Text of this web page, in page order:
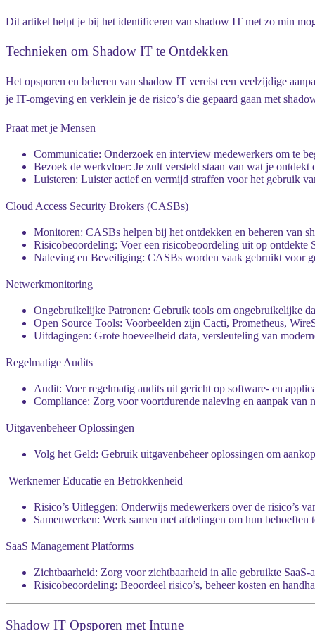
Dit artikel helpt je bij het identificeren van shadow IT met zo min
Technieken om Shadow IT te Ontdekken
Het opsporen en beheren van shadow IT vereist een veelzijdige
je IT-omgeving en verklein je de risico’s die gepaard gaan met
Praat met je Mensen
Communicatie: Onderzoek en interview medewerkers om te
Bezoek de werkvloer: Je zult versteld staan van wat je
Luisteren: Luister actief en vermijd straffen voor het gebruik
Cloud Access Security Brokers (CASBs)
Monitoren: CASBs helpen bij het ontdekken en beheren van
Risicobeoordeling: Voer een risicobeoordeling uit op ontdekte
Naleving en Beveiliging: CASBs worden vaak gebruikt voor
Netwerkmonitoring
Ongebruikelijke Patronen: Gebruik tools om ongebruikelijke
Open Source Tools: Voorbeelden zijn Cacti, Prometheus,
Uitdagingen: Grote hoeveelheid data, versleuteling van
Regelmatige Audits
Audit: Voer regelmatig audits uit gericht op software- en
Compliance: Zorg voor voortdurende naleving en aanpak van
Uitgavenbeheer Oplossingen
Volg het Geld: Gebruik uitgavenbeheer oplossingen om
Werknemer Educatie en Betrokkenheid
Risico’s Uitleggen: Onderwijs medewerkers over de risico’s
Samenwerken: Werk samen met afdelingen om hun
SaaS Management Platforms
Zichtbaarheid: Zorg voor zichtbaarheid in alle gebruikte SaaS-
Risicobeoordeling: Beoordeel risico’s, beheer kosten en
Shadow IT Opsporen met Intune